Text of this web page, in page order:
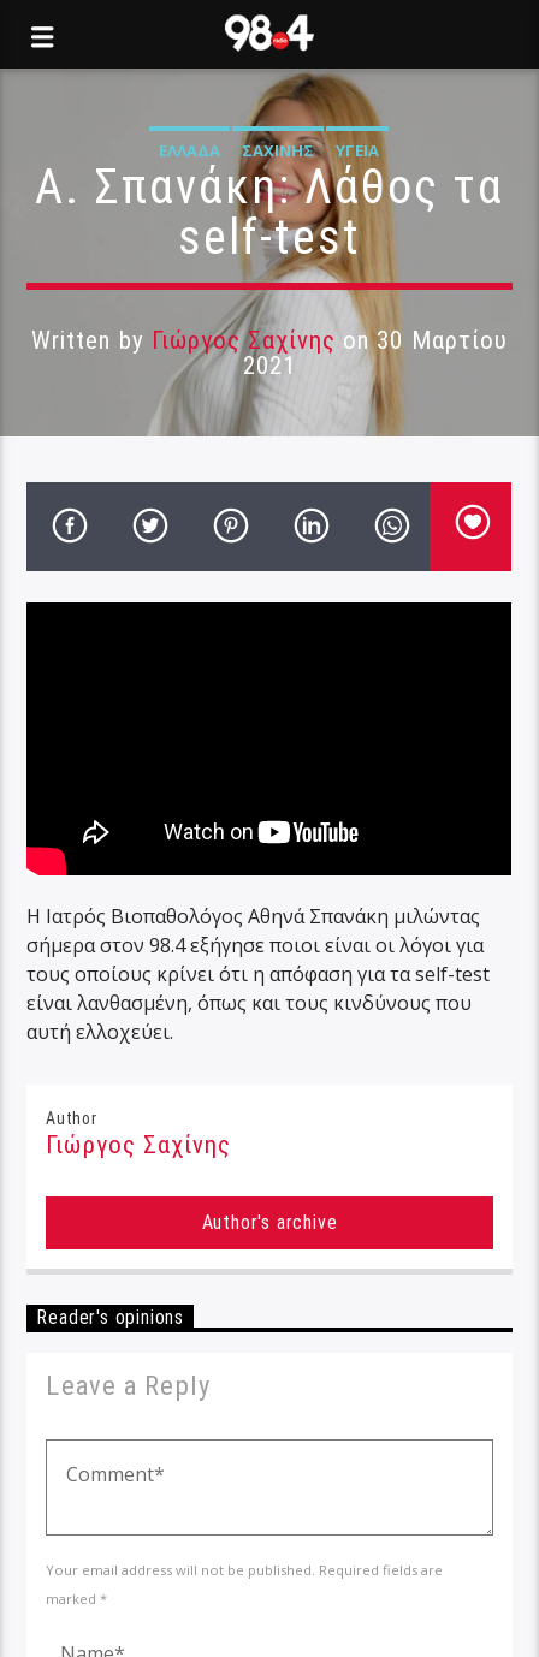
ΕΛΛΆΔΑ ΣΑΧΊΝΗΣ ΥΓΕΊΑ
Α. Σπανάκη: Λάθος τα
self-test
Written by Γιώργος Σαχίνης on 30 Μαρτίου
2021
Η Ιατρός Βιοπαθολόγος Αθηνά Σπανάκη μιλώντας
σήμερα στον 98.4 εξήγησε ποιοι είναι οι λόγοι για
τους οποίους κρίνει ότι η απόφαση για τα self-test
είναι λανθασμένη, όπως και τους κινδύνους που
αυτή ελλοχεύει.
Author
Γιώργος Σαχίνης
Author's archive
Reader's opinions
Leave a Reply
Your email address will not be published. Required fields are
marked *